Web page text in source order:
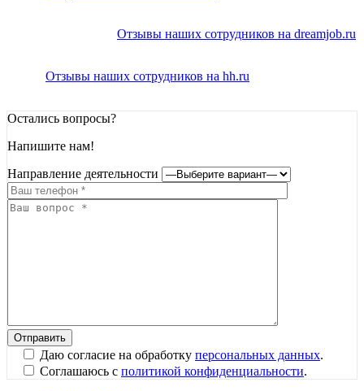
Отзывы наших сотрудников на dreamjob.ru
Отзывы наших сотрудников на hh.ru
Остались вопросы?
Напишите нам!
Направление деятельности
Даю согласие на обработку персональных данных.
Соглашаюсь с политикой конфиденциальности.